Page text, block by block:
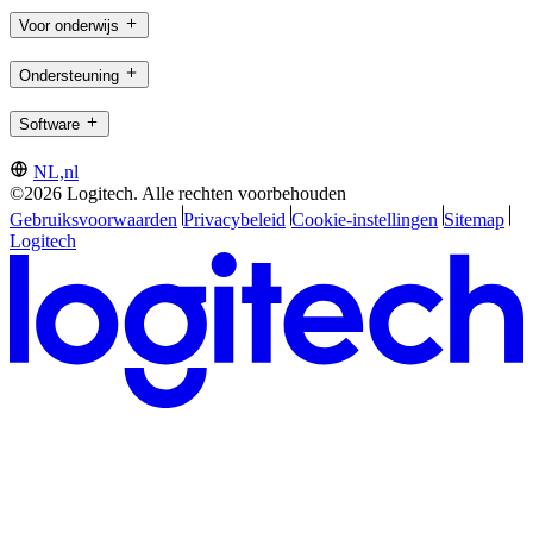
Voor onderwijs
Ondersteuning
Software
NL,nl
©2026 Logitech. Alle rechten voorbehouden
Gebruiksvoorwaarden Privacybeleid Cookie-instellingen Sitemap
Logitech